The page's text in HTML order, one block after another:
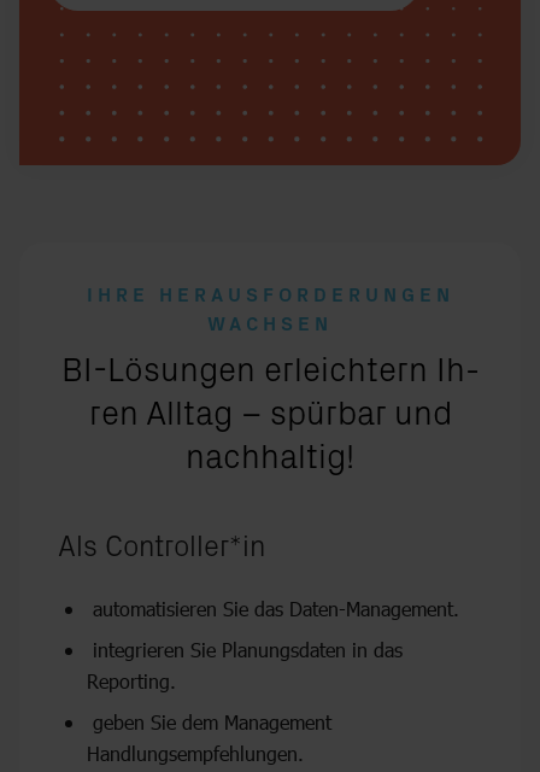
IHRE HER­AUS­FOR­DE­RUN­GEN
WACH­SEN
:BI-Lö­sun­gen er­leich­tern Ih­
ren All­tag – spür­bar und
nach­hal­tig!
Als Con­trol­ler*in
automatisieren Sie das Daten-Management.
integrieren Sie Planungsdaten in das
Reporting.
geben Sie dem Management
Handlungsempfehlungen.